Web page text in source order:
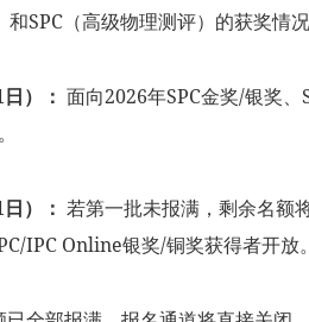
SPC（高级物理测评）的获奖情
）： 面向2026年SPC金奖/银奖
日）：若第一批未报满，剩余名额
IPC Online银奖/铜奖获得者开放。